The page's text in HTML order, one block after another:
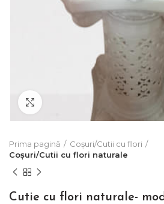
Click to enlarge
Prima pagină
Coșuri/Cutii cu flori
Coșuri/Cutii cu flori naturale
Cutie cu flori naturale-